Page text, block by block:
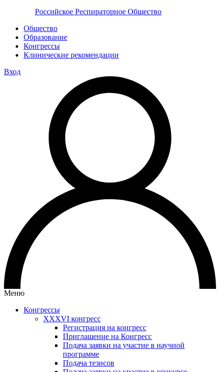
Российское Респираторное Общество
Общество
Образование
Конгрессы
Клинические рекомендации
Вход
Меню
Конгрессы
XXXVI конгресс
Регистрация на конгресс
Приглашение на Конгресс
Подача заявки на участие в научной
программе
Подача тезисов